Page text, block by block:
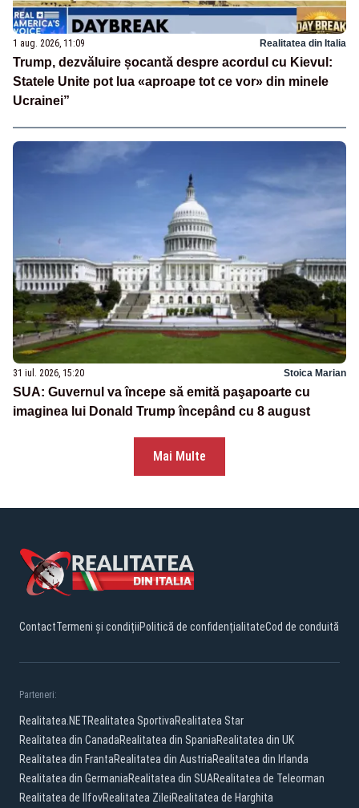
1 aug. 2026, 11:09 Realitatea din Italia
Trump, dezvăluire șocantă despre acordul cu Kievul:
Statele Unite pot lua «aproape tot ce vor» din minele
Ucrainei”
31 iul. 2026, 15:20 Stoica Marian
SUA: Guvernul va începe să emită paşapoarte cu
imaginea lui Donald Trump începând cu 8 august
Mai Multe
ContactTermeni și condițiiPolitică de confidențialitateCod de conduită
Parteneri:
Realitatea.NETRealitatea SportivaRealitatea Star
Realitatea din CanadaRealitatea din SpaniaRealitatea din UK
Realitatea din FrantaRealitatea din AustriaRealitatea din Irlanda
Realitatea din GermaniaRealitatea din SUARealitatea de Teleorman
Realitatea de IlfovRealitatea ZileiRealitatea de Harghita